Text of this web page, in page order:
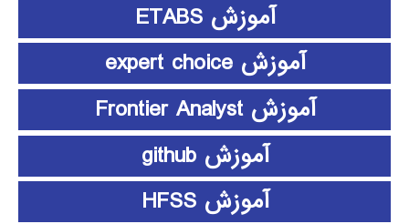
آموزش ETABS
آموزش expert choice
آموزش Frontier Analyst
آموزش github
آموزش HFSS